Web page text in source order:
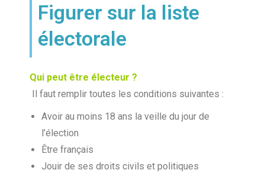
Figurer sur la liste
électorale
Qui peut être électeur ?
Il faut remplir toutes les conditions suivantes :
Avoir au moins 18 ans la veille du jour de
l’élection
Être français
Jouir de ses droits civils et politiques